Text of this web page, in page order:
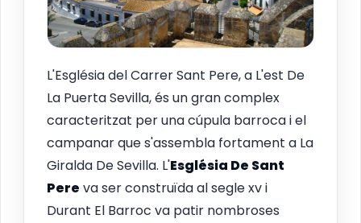
L'Església del Carrer Sant Pere, a L'est De
La Puerta Sevilla, és un gran complex
caracteritzat per una cúpula barroca i el
campanar que s'assembla fortament a La
Giralda De Sevilla. L'Església De Sant
Pere va ser construïda al segle xv i
Durant El Barroc va patir nombroses